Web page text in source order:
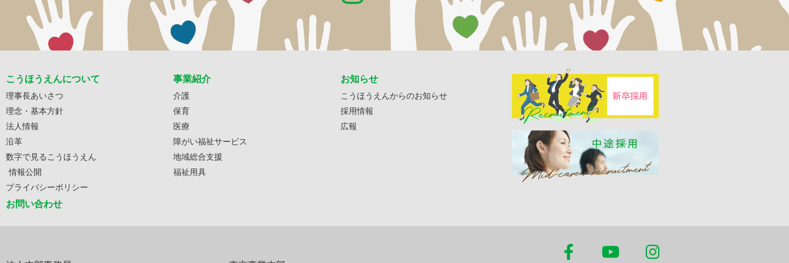
こうほうえんについて
理事長あいさつ
理念・基本方針
法人情報
沿革
数字で見るこうほうえん
情報公開
プライバシーポリシー
お問い合わせ
事業紹介
介護
保育
医療
障がい福祉サービス
地域総合支援
福祉用具
お知らせ
こうほうえんからのお知らせ
採用情報
広報